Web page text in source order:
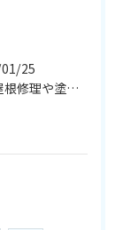
25
墨田区屋根修理や塗装工事は、【人気のナカオ塗装へ！】